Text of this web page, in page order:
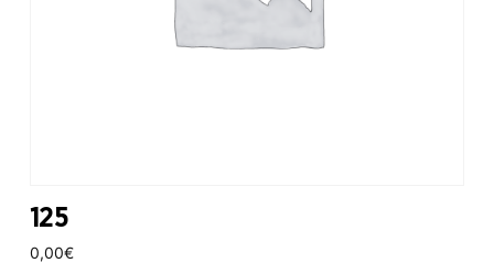
125
0,00€